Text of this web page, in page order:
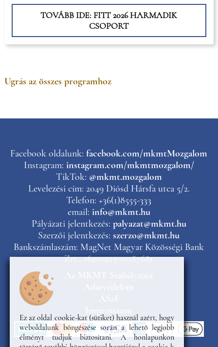
Ez az oldal cookie-kat (sütiket) használ azért, hogy
weboldalunk böngészése során a lehető legjobb
élményt tudjuk biztosítani. A honlapunkon
TOVÁBB IDE: FITT 2026 HARMADIK
CSOPORT
Ugrás az összes programhoz
Facebook oldalunk:facebook.com/mkmtMozgalom
Instagram: instagram.com/mkmtmozgalom/
TikTok: @mkmt.mozgalom
Levelezési cím: 2049 Diósd Hársfa utca 5/2.
Telefon: +36(1)8555-333
email: info@mkmt.hu
Pályázati jelentkezés: palyazat@mkmt.hu
Szerzői jelentkezés:szerzo@mkmt.hu
Bankszámlaszám: MagNet Magyar Közösségi Bank
Zrt., 16200223-10187681